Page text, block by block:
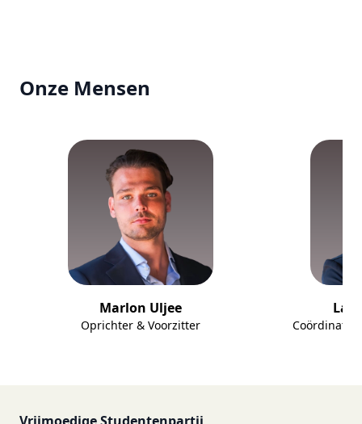
Onze Mensen
Marlon Uljee
Oprichter & Voorzitter Coördinator